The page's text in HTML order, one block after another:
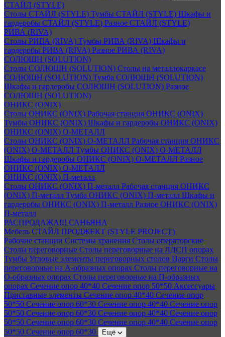
СТАЙЛ (STYLE)
Столы СТАЙЛ (STYLE) Тумбы СТАЙЛ (STYLE) Шкафы и
гардеробы СТАЙЛ (STYLE) Разное СТАЙЛ (STYLE)
РИВА (RIVA)
Столы РИВА (RIVA) Тумбы РИВА (RIVA) Шкафы и
гардеробы РИВА (RIVA) Разное РИВА (RIVA)
СОЛЮШН (SOLUTION)
Столы СОЛЮШН (SOLUTION) Столы на металлокаркасе
СОЛЮШН (SOLUTION) Тумба СОЛЮШН (SOLUTION)
Шкафы и гардеробы СОЛЮШН (SOLUTION) Разное
СОЛЮШН (SOLUTION)
ОНИКС (ONIX)
Столы ОНИКС (ONIX) Рабочая станция ОНИКС (ONIX)
Тумбы ОНИКС (ONIX) Шкафы и гардеробы ОНИКС (ONIX)
ОНИКС (ONIX) O-МЕТАЛЛ
Столы ОНИКС (ONIX) O-МЕТАЛЛ Рабочая станция ОНИКС
(ONIX) O-МЕТАЛЛ Тумбы ОНИКС (ONIX) O-МЕТАЛЛ
Шкафы и гардеробы ОНИКС (ONIX) O-МЕТАЛЛ Разное
ОНИКС (ONIX) O-МЕТАЛЛ
ОНИКС (ONIX) П-металл
Столы ОНИКС (ONIX) П-металл Рабочая станция ОНИКС
(ONIX) П-металл Тумба ОНИКС (ONIX) П-металл Шкафы и
гардеробы ОНИКС (ONIX) П-металл Разное ОНИКС (ONIX)
П-металл
РАСПРОДАЖА!!! САНЬЯНА
Мебель СТАЙЛ ПРОДЖЕКТ (STYLE PROJECT)
Рабочие станции Системы хранения Столы операторские
Столы переговорные Столы переговорные на ЛДСП опорах
Тумбы Угловые элементы переговорных столов Царги Столы
переговорные на А-образных опорах Столы переговорные на
О-образных опорах Столы переговорные на П-образных
опорах Сечение опор 40*40 Сечение опор 50*50 Аксессуары
Приставные элементы Сечение опор 40*40 Сечение опор
50*50 Сечение опор 60*30 Сечение опор 40*40 Сечение опор
50*50 Сечение опор 60*30 Сечение опор 40*40 Сечение опор
50*50 Сечение опор 60*30 Сечение опор 40*40 Сечение опор
50*50 Сечение опор 60*30 Ещё